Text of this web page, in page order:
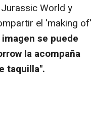
Jurassic World y
el 'making of'
imagen se puede
la acompaña
taquilla".